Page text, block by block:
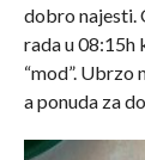
dobro najesti.
rada u 08:15h
“mod”. Ubrzo
a ponuda za